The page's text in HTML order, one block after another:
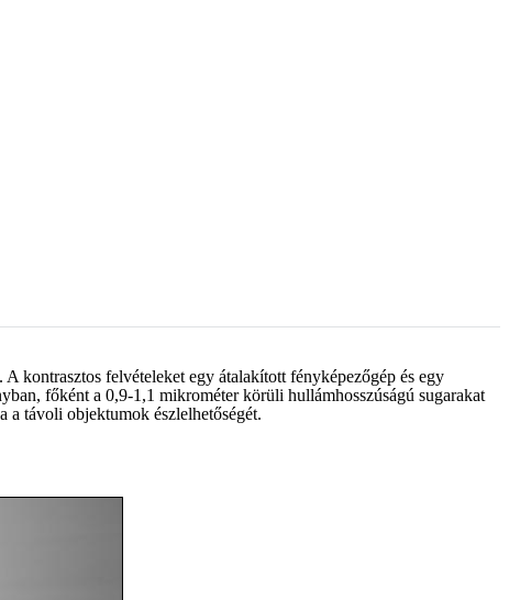
kontrasztos felvételeket egy átalakított fényképezőgép és egy
főként a 0,9-1,1 mikrométer körüli hullámhosszúságú sugarakat
a távoli objektumok észlelhetőségét.